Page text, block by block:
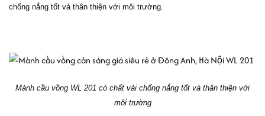
chống nắng tốt và thân thiện với môi trường.
Mành cầu vồng WL 201 có chất vải chống nắng tốt và thân thiện với
môi trường